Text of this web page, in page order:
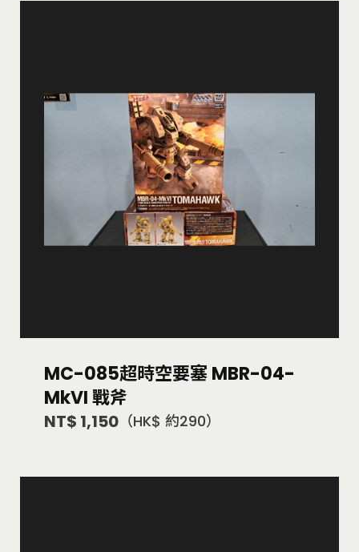
MC-085超時空要塞 MBR-04-
MkVI 戰斧
NT$ 1,150 （HK$ 約290）